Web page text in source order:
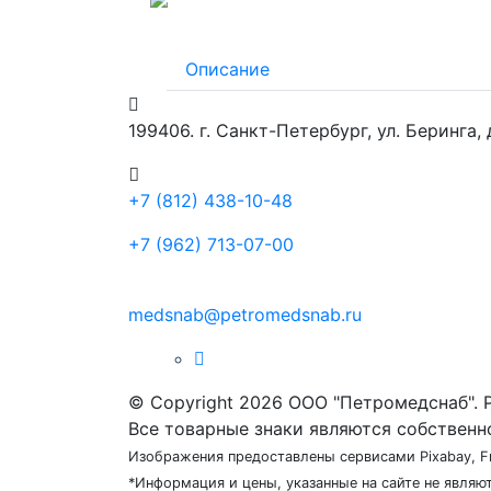
Описание
199406. г. Санкт-Петербург, ул.
+7 (812) 438-10-48
+7 (962) 713-07-00
medsnab@petromedsnab.ru
© Copyright 2026 ООО "Петромедснаб".
Все товарные знаки являются
Изображения предоставлены сервисами Pixabay,
*Информация и цены, указанные на сайте не